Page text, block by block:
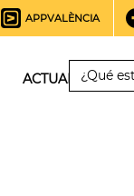
APPVALÈNCIA
ACTUALIDAD